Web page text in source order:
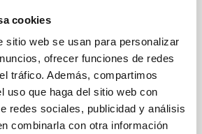
cookies
sitio web se usan para personalizar
ofrecer funciones de redes
tráfico. Además, compartimos
uso que haga del sitio web con
redes sociales, publicidad y análisis
combinarla con otra información
globales en los que, el
y de la construcción se
tanto por el
de CO2 del sector,
de energía que
tipologías de planificación